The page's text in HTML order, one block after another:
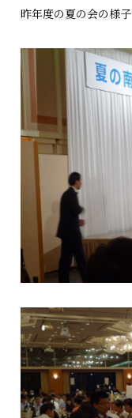
昨年度の夏の会の様子